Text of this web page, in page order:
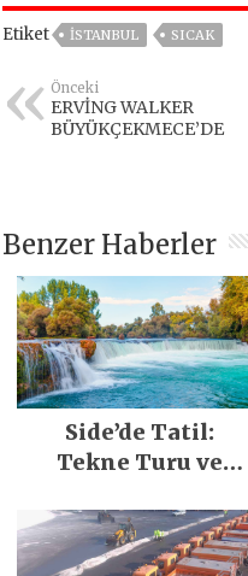
Etiket İSTANBUL SICAK
Önceki
ERVİNG WALKER
BÜYÜKÇEKMECE’DE
Benzer Haberler
Side’de Tatil:
Tekne Turu ve